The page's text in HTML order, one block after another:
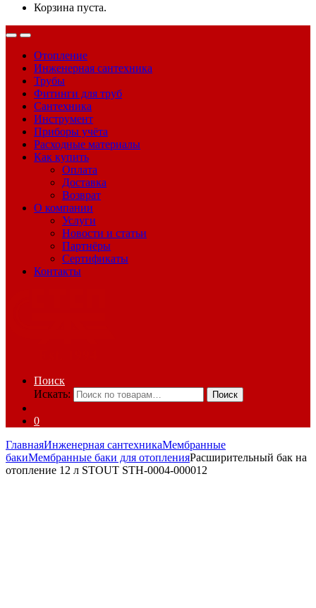
Корзина пуста.
Отопление
Инженерная сантехника
Трубы
Фитинги для труб
Сантехника
Инструмент
Приборы учёта
Расходные материалы
Как купить
Оплата
Доставка
Возврат
О компании
Услуги
Новости и статьи
Партнёры
Сертификаты
Контакты
Поиск
Искать:
Поиск
0
ГлавнаяИнженерная сантехникаМембранные
бакиМембранные баки для отопленияРасширительный бак на
отопление 12 л STOUT STH-0004-000012